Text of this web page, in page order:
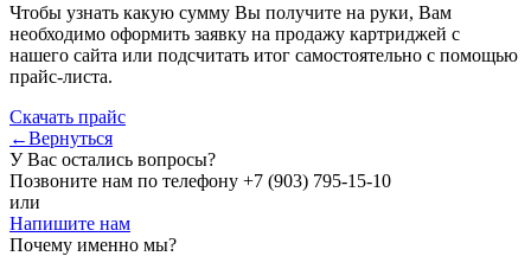
Чтобы узнать какую сумму Вы получите на руки, Вам
необходимо оформить заявку на продажу картриджей с
нашего сайта или подсчитать итог самостоятельно с помощью
прайс-листа.
Скачать прайс
←Вернуться
У Вас остались вопросы?
Позвоните нам по телефону +7 (903) 795-15-10
или
Напишите нам
Почему именно мы?